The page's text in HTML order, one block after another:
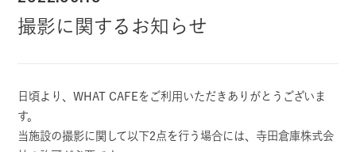
撮影に関するお知らせ
日頃より、WHAT CAFEをご利用いただきありがとうございま
す。
当施設の撮影に関して以下2点を行う場合には、寺田倉庫株式会